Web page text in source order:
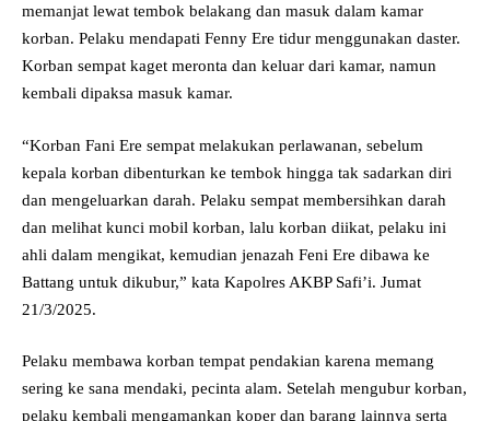
memanjat lewat tembok belakang dan masuk dalam kamar
korban. Pelaku mendapati Fenny Ere tidur menggunakan daster.
Korban sempat kaget meronta dan keluar dari kamar, namun
kembali dipaksa masuk kamar.
“Korban Fani Ere sempat melakukan perlawanan, sebelum
kepala korban dibenturkan ke tembok hingga tak sadarkan diri
dan mengeluarkan darah. Pelaku sempat membersihkan darah
dan melihat kunci mobil korban, lalu korban diikat, pelaku ini
ahli dalam mengikat, kemudian jenazah Feni Ere dibawa ke
Battang untuk dikubur,” kata Kapolres AKBP Safi’i. Jumat
21/3/2025.
Pelaku membawa korban tempat pendakian karena memang
sering ke sana mendaki, pecinta alam. Setelah mengubur korban,
pelaku kembali mengamankan koper dan barang lainnya serta